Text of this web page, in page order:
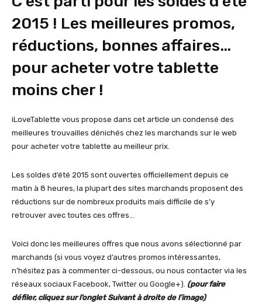
2015 ! Les meilleures promos,
réductions, bonnes affaires…
pour acheter votre tablette
moins cher !
iLoveTablette vous propose dans cet article un condensé des
meilleures trouvailles dénichés chez les marchands sur le web
pour acheter votre tablette au meilleur prix.
Les soldes d’été 2015 sont ouvertes officiellement depuis ce
matin à 8 heures, la plupart des sites marchands proposent des
réductions sur de nombreux produits mais difficile de s’y
retrouver avec toutes ces offres…
Voici donc les meilleures offres que nous avons sélectionné par
marchands (si vous voyez d’autres promos intéressantes,
n’hésitez pas à commenter ci-dessous, ou nous contacter via les
réseaux sociaux Facebook, Twitter ou Google+). (pour faire
défiler, cliquez sur l’onglet Suivant à droite de l’image)